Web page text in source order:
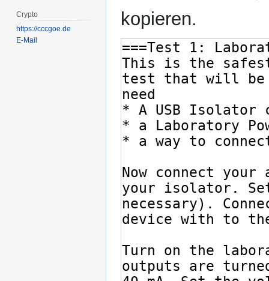
kopieren.
Crypto
https://cccgoe.de
E-Mail